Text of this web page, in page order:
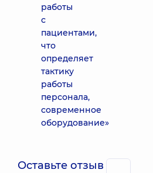
работы
с
пациентами,
что
определяет
тактику
работы
персонала,
современное
оборудование»
Оставьте отзыв